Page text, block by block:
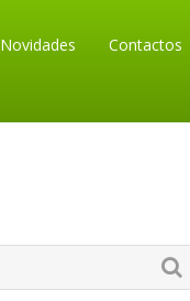
Novidades Contactos